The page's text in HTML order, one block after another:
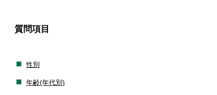
質問項目
性別
年齢(年代別)